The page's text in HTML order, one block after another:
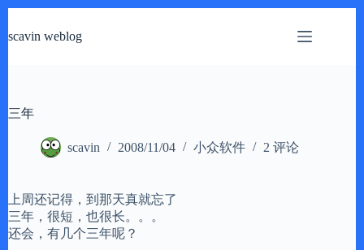
过
scavin weblog
三年
scavin 2008/11/04 小众软件 2 评论
上周还记得，到那天真就忘了
三年，很短，也很长。。。
还会，有几个三年呢？